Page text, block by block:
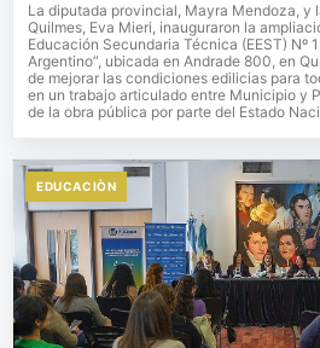
La diputada provincial, Mayra Mendoza, y
Quilmes, Eva Mieri, inauguraron la
Educación Secundaria Técnica (EEST) Nº
Argentino”, ubicada en Andrade 800, en
de mejorar las condiciones edilicias para
en un trabajo articulado entre Municipio y
de la obra pública por parte del Estado
EDUCACIÒN